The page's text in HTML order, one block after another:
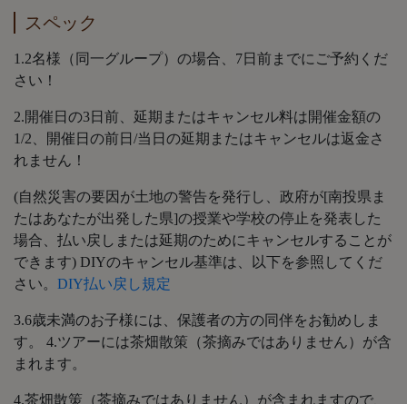
スペック
1.2名様（同一グループ）の場合、7日前までにご予約くだ
さい！
2.開催日の3日前、延期またはキャンセル料は開催金額の
1/2、開催日の前日/当日の延期またはキャンセルは返金さ
れません！
(自然災害の要因が土地の警告を発行し、政府が[南投県ま
たはあなたが出発した県]の授業や学校の停止を発表した
場合、払い戻しまたは延期のためにキャンセルすることが
できます) DIYのキャンセル基準は、以下を参照してくだ
さい。 DIY払い戻し規定
3.6歳未満のお子様には、保護者の方の同伴をお勧めしま
す。 4.ツアーには茶畑散策（茶摘みではありません）が含
まれます。
4.茶畑散策（茶摘みではありません）が含まれますので、